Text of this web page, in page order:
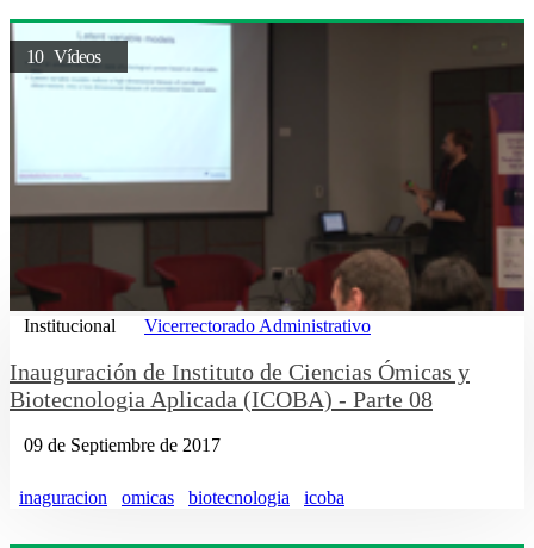
10 Vídeos
Institucional Vicerrectorado Administrativo
Inauguración de Instituto de Ciencias Ómicas y
Biotecnologia Aplicada (ICOBA) - Parte 08
09 de Septiembre de 2017
inaguracion omicas biotecnologia icoba